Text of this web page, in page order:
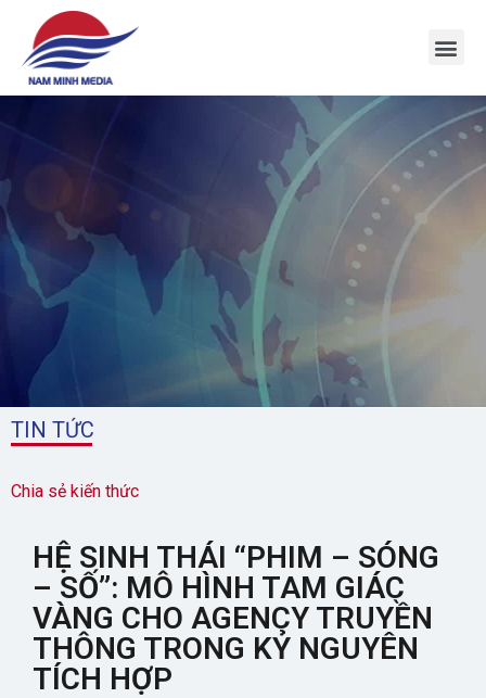
TIN TỨC
Chia sẻ kiến thức
HỆ SINH THÁI “PHIM – SÓNG
– SỐ”: MÔ HÌNH TAM GIÁC
VÀNG CHO AGENCY TRUYỀN
THÔNG TRONG KỶ NGUYÊN
TÍCH HỢP